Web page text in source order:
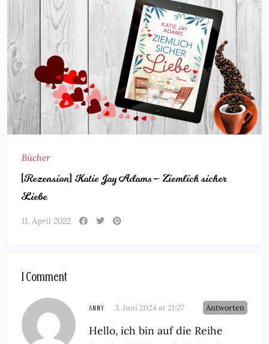
Bücher
[Rezension] Katie Jay Adams – Ziemlich sicher
Liebe
11. April 2022
1 Comment
ANNY 3. Juni 2024 at 21:27 Antworten
Hello, ich bin auf die Reihe